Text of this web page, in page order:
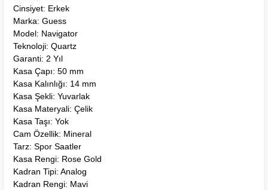
Cinsiyet: Erkek
Marka: Guess
Model: Navigator
Teknoloji: Quartz
Garanti: 2 Yıl
Kasa Çapı: 50 mm
Kasa Kalınlığı: 14 mm
Kasa Şekli: Yuvarlak
Kasa Materyali: Çelik
Kasa Taşı: Yok
Cam Özellik: Mineral
Tarz: Spor Saatler
Kasa Rengi: Rose Gold
Kadran Tipi: Analog
Kadran Rengi: Mavi